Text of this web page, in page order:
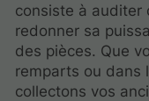
consiste à auditer
redonner sa
des pièces. Que
remparts ou dans
collectons vos